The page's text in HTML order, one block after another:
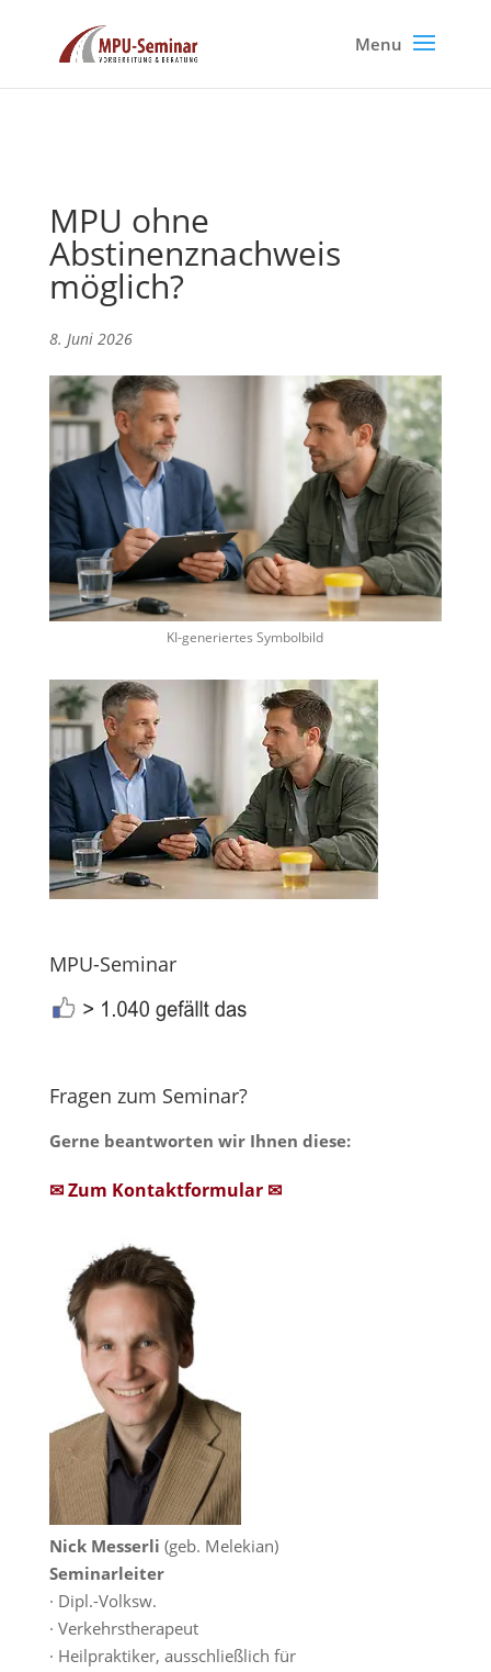
MPU ohne
Abstinenznachweis
möglich?
8. Juni 2026
KI-generiertes Symbolbild
MPU-Seminar
Fragen zum Seminar?
Gerne beantworten wir Ihnen diese:
✉ Zum Kontaktformular ✉
Nick Messerli (geb. Melekian)
Seminarleiter
· Dipl.-Volksw.
· Verkehrstherapeut
· Heilpraktiker, ausschließlich für